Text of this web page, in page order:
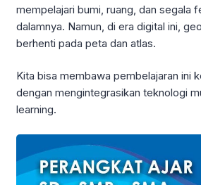
mempelajari bumi, ruang, dan segala
dalamnya. Namun, di era digital ini,
berhenti pada peta dan atlas.
Kita bisa membawa pembelajaran ini
dengan mengintegrasikan teknologi
learning.